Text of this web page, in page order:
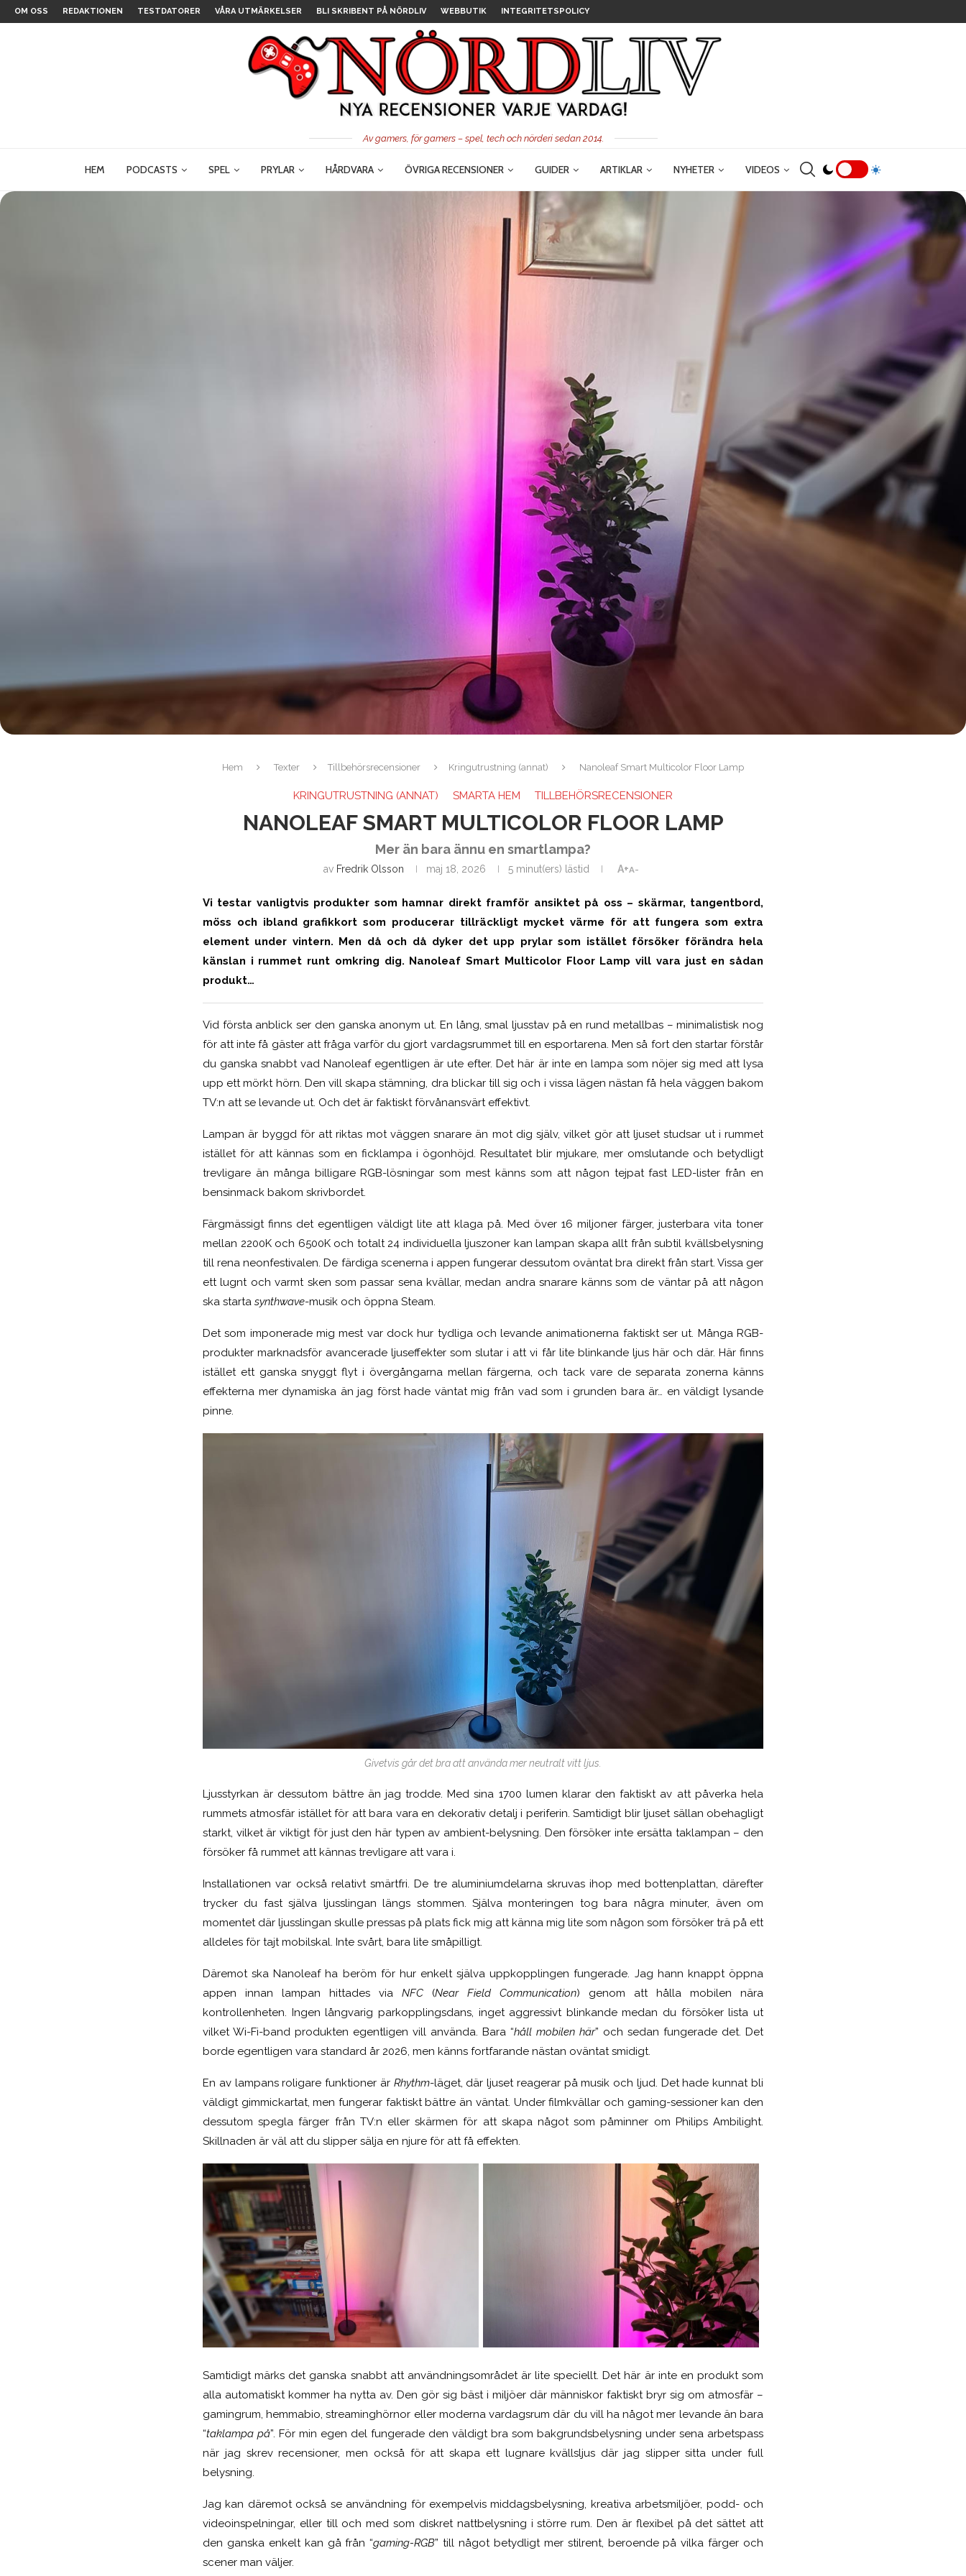
OM OSS REDAKTIONEN TESTDATORER VÅRA UTMÄRKELSER BLI SKRIBENT PÅ NÖRDLIV WEBBUTIK INTEGRITETSPOLICY
Av gamers, för gamers – spel, tech och nörderi sedan 2014.
HEM PODCASTS SPEL PRYLAR HÅRDVARA ÖVRIGA RECENSIONER GUIDER ARTIKLAR NYHETER VIDEOS
Hem Texter Tillbehörsrecensioner Kringutrustning (annat) Nanoleaf Smart Multicolor Floor Lamp
KRINGUTRUSTNING (ANNAT) SMARTA HEM TILLBEHÖRSRECENSIONER
NANOLEAF SMART MULTICOLOR FLOOR LAMP
Mer än bara ännu en smartlampa?
av Fredrik Olsson maj 18, 2026 5 minut(ers) lästid A+A-
Vi testar vanligtvis produkter som hamnar direkt framför ansiktet på oss – skärmar, tangentbord,
möss och ibland grafikkort som producerar tillräckligt mycket värme för att fungera som extra
element under vintern. Men då och då dyker det upp prylar som istället försöker förändra hela
känslan i rummet runt omkring dig. Nanoleaf Smart Multicolor Floor Lamp vill vara just en sådan
produkt…
Vid första anblick ser den ganska anonym ut. En lång, smal ljusstav på en rund metallbas – minimalistisk nog
för att inte få gäster att fråga varför du gjort vardagsrummet till en esportarena. Men så fort den startar förstår
du ganska snabbt vad Nanoleaf egentligen är ute efter. Det här är inte en lampa som nöjer sig med att lysa
upp ett mörkt hörn. Den vill skapa stämning, dra blickar till sig och i vissa lägen nästan få hela väggen bakom
TV:n att se levande ut. Och det är faktiskt förvånansvärt effektivt.
Lampan är byggd för att riktas mot väggen snarare än mot dig själv, vilket gör att ljuset studsar ut i rummet
istället för att kännas som en ficklampa i ögonhöjd. Resultatet blir mjukare, mer omslutande och betydligt
trevligare än många billigare RGB-lösningar som mest känns som att någon tejpat fast LED-lister från en
bensinmack bakom skrivbordet.
Färgmässigt finns det egentligen väldigt lite att klaga på. Med över 16 miljoner färger, justerbara vita toner
mellan 2200K och 6500K och totalt 24 individuella ljuszoner kan lampan skapa allt från subtil kvällsbelysning
till rena neonfestivalen. De färdiga scenerna i appen fungerar dessutom oväntat bra direkt från start. Vissa ger
ett lugnt och varmt sken som passar sena kvällar, medan andra snarare känns som de väntar på att någon
ska starta synthwave-musik och öppna Steam.
Det som imponerade mig mest var dock hur tydliga och levande animationerna faktiskt ser ut. Många RGB-
produkter marknadsför avancerade ljuseffekter som slutar i att vi får lite blinkande ljus här och där. Här finns
istället ett ganska snyggt flyt i övergångarna mellan färgerna, och tack vare de separata zonerna känns
effekterna mer dynamiska än jag först hade väntat mig från vad som i grunden bara är… en väldigt lysande
pinne.
Givetvis går det bra att använda mer neutralt vitt ljus.
Ljusstyrkan är dessutom bättre än jag trodde. Med sina 1700 lumen klarar den faktiskt av att påverka hela
rummets atmosfär istället för att bara vara en dekorativ detalj i periferin. Samtidigt blir ljuset sällan obehagligt
starkt, vilket är viktigt för just den här typen av ambient-belysning. Den försöker inte ersätta taklampan – den
försöker få rummet att kännas trevligare att vara i.
Installationen var också relativt smärtfri. De tre aluminiumdelarna skruvas ihop med bottenplattan, därefter
trycker du fast själva ljusslingan längs stommen. Själva monteringen tog bara några minuter, även om
momentet där ljusslingan skulle pressas på plats fick mig att känna mig lite som någon som försöker trä på ett
alldeles för tajt mobilskal. Inte svårt, bara lite småpilligt.
Däremot ska Nanoleaf ha beröm för hur enkelt själva uppkopplingen fungerade. Jag hann knappt öppna
appen innan lampan hittades via NFC (Near Field Communication) genom att hålla mobilen nära
kontrollenheten. Ingen långvarig parkopplingsdans, inget aggressivt blinkande medan du försöker lista ut
vilket Wi-Fi-band produkten egentligen vill använda. Bara “håll mobilen här” och sedan fungerade det. Det
borde egentligen vara standard år 2026, men känns fortfarande nästan oväntat smidigt.
En av lampans roligare funktioner är Rhythm-läget, där ljuset reagerar på musik och ljud. Det hade kunnat bli
väldigt gimmickartat, men fungerar faktiskt bättre än väntat. Under filmkvällar och gaming-sessioner kan den
dessutom spegla färger från TV:n eller skärmen för att skapa något som påminner om Philips Ambilight.
Skillnaden är väl att du slipper sälja en njure för att få effekten.
Samtidigt märks det ganska snabbt att användningsområdet är lite speciellt. Det här är inte en produkt som
alla automatiskt kommer ha nytta av. Den gör sig bäst i miljöer där människor faktiskt bryr sig om atmosfär –
gamingrum, hemmabio, streaminghörnor eller moderna vardagsrum där du vill ha något mer levande än bara
“taklampa på”. För min egen del fungerade den väldigt bra som bakgrundsbelysning under sena arbetspass
när jag skrev recensioner, men också för att skapa ett lugnare kvällsljus där jag slipper sitta under full
belysning.
Jag kan däremot också se användning för exempelvis middagsbelysning, kreativa arbetsmiljöer, podd- och
videoinspelningar, eller till och med som diskret nattbelysning i större rum. Den är flexibel på det sättet att
den ganska enkelt kan gå från “gaming-RGB” till något betydligt mer stilrent, beroende på vilka färger och
scener man väljer.